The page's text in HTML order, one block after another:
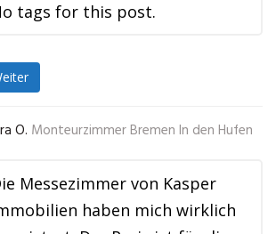
tags for this post.
O. Monteurzimmer Bremen In den Hufen
Messezimmer von Kasper
haben mich wirklich